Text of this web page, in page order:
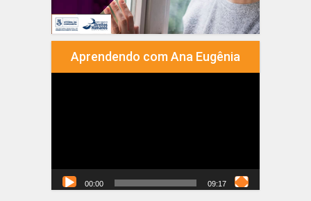
Aprendendo com Ana Eugênia
00:00 09:17